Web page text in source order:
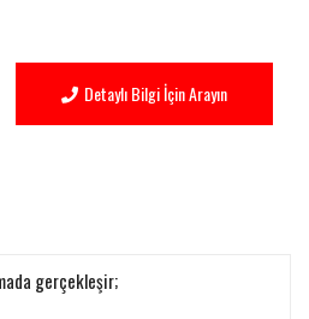
Detaylı Bilgi İçin Arayın
gerçekleşir;